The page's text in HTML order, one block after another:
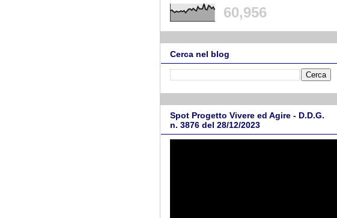
60,956
Cerca nel blog
Spot Progetto Vivere ed Agire - D.D.G.
n. 3876 del 28/12/2023